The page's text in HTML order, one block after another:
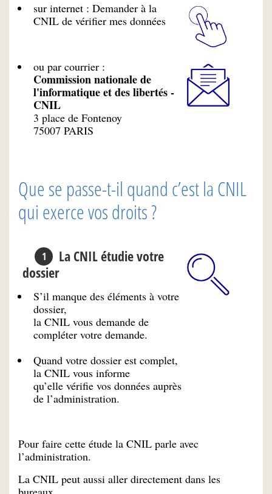
sur internet : Demander à la
CNIL de vérifier mes données
ou par courrier :
Commission nationale de
l'informatique et des libertés -
CNIL
3 place de Fontenoy
75007 PARIS
Que se passe-t-il quand c’est la CNIL
qui exerce vos droits ?
La CNIL étudie votre
dossier
S’il manque des éléments à votre
dossier,
la CNIL vous demande de
compléter votre demande.
Quand votre dossier est complet,
la CNIL vous informe
qu’elle vérifie vos données auprès
de l’administration.
Pour faire cette étude la CNIL parle avec
l’administration.
La CNIL peut aussi aller directement dans les